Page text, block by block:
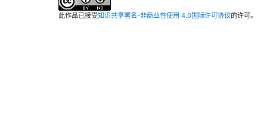
此作品已接受知识共享署名-非商业性使用 4.0国际许可协议的许可。